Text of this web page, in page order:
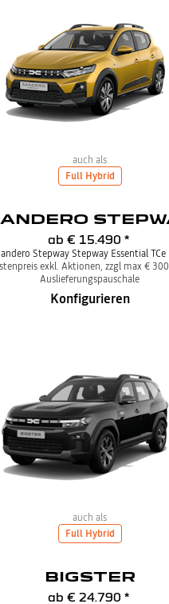
auch als
Full Hybrid
ab € 15.490 *
Stepway Stepway Essential TCe
exkl. Aktionen, zzgl max €
Auslieferungspauschale
Konfigurieren
auch als
Full Hybrid
BIGSTER
ab € 24.790 *